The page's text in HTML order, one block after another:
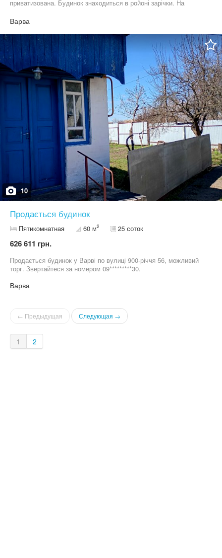
приватизована. Будинок знаходиться в ройоні зарічки. На
асфальтне покриття. Гарний торг .
Варва
10
Продається будинок
Пятикомнатная 60 м2 25 соток
626 611 грн.
Продається будинок у Варві по вулиці 900-річчя 56, можливий
торг. Звертайтеся за номером 09*********30.
Варва
← Предыдущая Следующая →
1 2